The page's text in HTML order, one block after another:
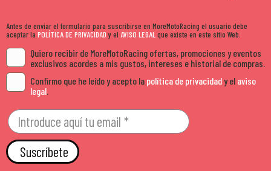
Antes de enviar el formulario para suscribirse en MoreMotoRacing el usuario debe
aceptar la POLÍTICA DE PRIVACIDADy el AVISO LEGALque existe en este sitio Web.
Quiero recibir de MoreMotoRacing ofertas, promociones y eventos
exclusivos acordes a mis gustos, intereses e historial de compras.
Confirmo que he leído y acepto la política de privacidady el aviso
legal
Suscríbete